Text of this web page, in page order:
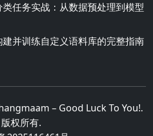
任务实战：从数据预处理到模型
并训练自定义语料库的完整指南
– Good Luck To You!.
版权所有.